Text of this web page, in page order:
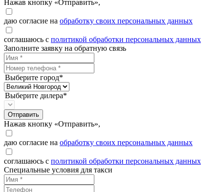
Нажав кнопку «Отправить»,
даю согласие на обработку своих персональных данных
соглашаюсь с политикой обработки персональных данных
Заполните заявку на обратную связь
Выберите город*
Выберите дилера*
Отправить
Нажав кнопку «Отправить»,
даю согласие на обработку своих персональных данных
соглашаюсь с политикой обработки персональных данных
Специальные условия для такси